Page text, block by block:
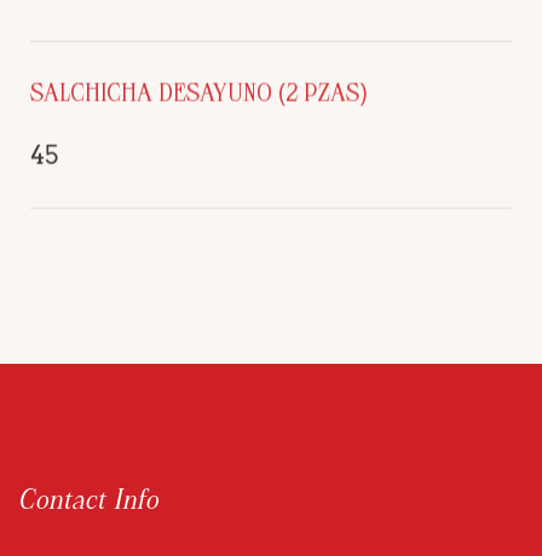
SALCHICHA DESAYUNO (2 PZAS)
45
Contact Info